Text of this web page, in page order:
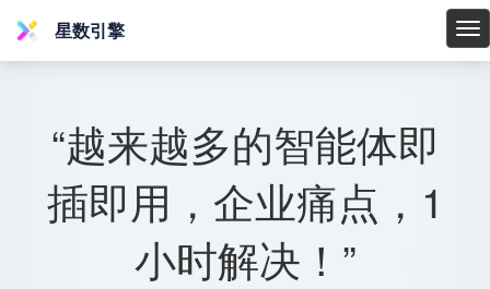
星
星数引擎
“越来越多的智能体即
插即用，企业痛点，1
小时解决！”